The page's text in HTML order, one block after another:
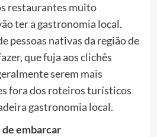
restaurantes muito
ter a gastronomia local.
pessoas nativas da região de
que fuja aos clichês
serem mais
fora dos roteiros turísticos
gastronomia local.
de embarcar